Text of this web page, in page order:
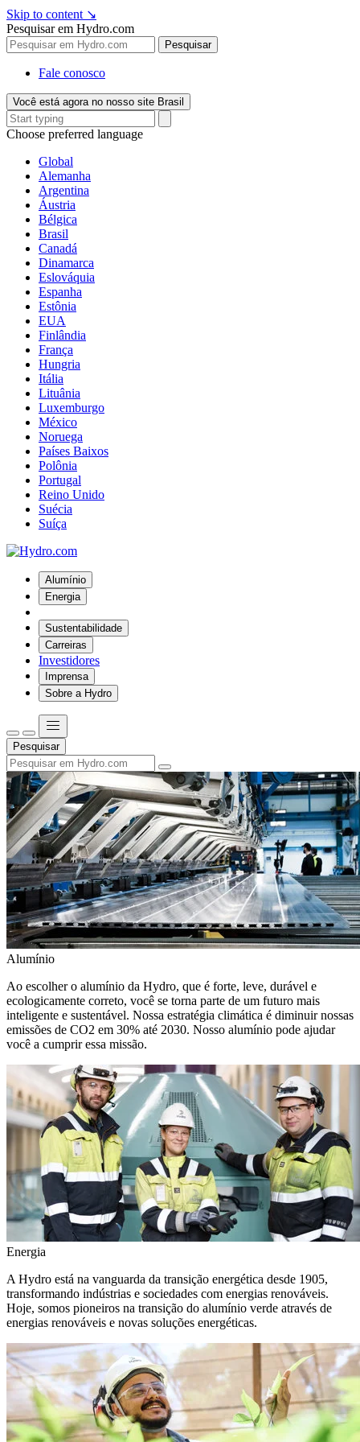
Skip to content ↘
Pesquisar em Hydro.com
Pesquisar
Fale conosco
Você está agora no nosso site Brasil
Choose preferred language
Global
Alemanha
Argentina
Áustria
Bélgica
Brasil
Canadá
Dinamarca
Eslováquia
Espanha
Estônia
EUA
Finlândia
França
Hungria
Itália
Lituânia
Luxemburgo
México
Noruega
Países Baixos
Polônia
Portugal
Reino Unido
Suécia
Suíça
Alumínio
Energia
Sustentabilidade
Carreiras
Investidores
Imprensa
Sobre a Hydro
Pesquisar
Alumínio
Ao escolher o alumínio da Hydro, que é forte, leve, durável e
ecologicamente correto, você se torna parte de um futuro mais
inteligente e sustentável. Nossa estratégia climática é diminuir nossas
emissões de CO2 em 30% até 2030. Nosso alumínio pode ajudar
você a cumprir essa missão.
Energia
A Hydro está na vanguarda da transição energética desde 1905,
transformando indústrias e sociedades com energias renováveis.
Hoje, somos pioneiros na transição do alumínio verde através de
energias renováveis e novas soluções energéticas.